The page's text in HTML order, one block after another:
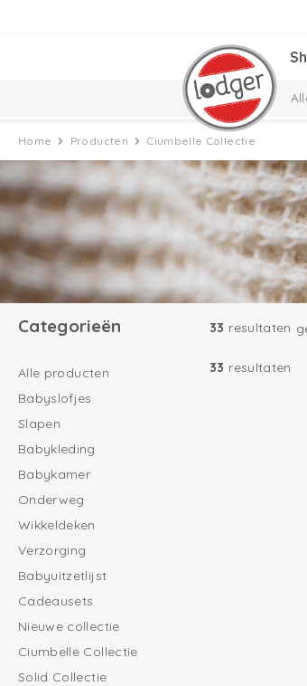
Home Producten Ciumbelle Collectie
Categorieën
Alle producten
Babyslofjes
Slapen
Babykleding
Babykamer
Onderweg
Wikkeldeken
Verzorging
Babyuitzetlijst
Cadeausets
Nieuwe collectie
Ciumbelle Collectie
Solid Collectie
33 resultaten
33 resultaten